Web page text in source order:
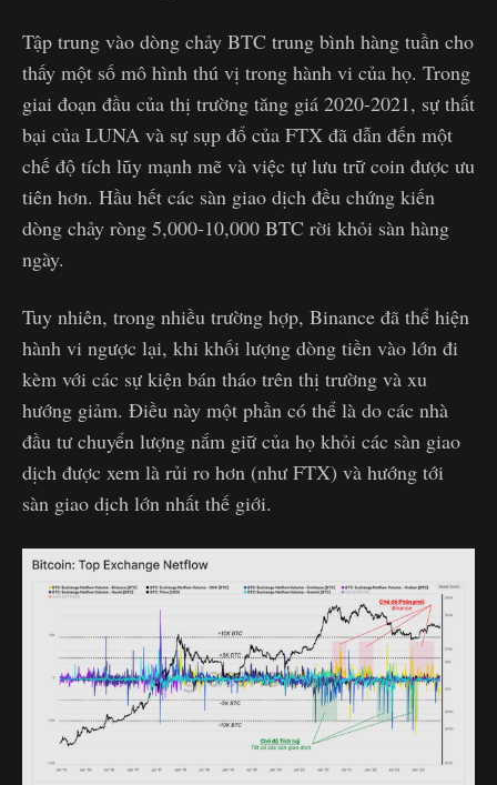
Tập trung vào dòng chảy BTC trung bình hàng tuần cho
thấy một số mô hình thú vị trong hành vi của họ. Trong
giai đoạn đầu của thị trường tăng giá 2020-2021, sự thất
bại của LUNA và sự sụp đổ của FTX đã dẫn đến một
chế độ tích lũy mạnh mẽ và việc tự lưu trữ coin được ưu
tiên hơn. Hầu hết các sàn giao dịch đều chứng kiến
dòng chảy ròng 5,000-10,000 BTC rời khỏi sàn hàng
ngày.
Tuy nhiên, trong nhiều trường hợp, Binance đã thể hiện
hành vi ngược lại, khi khối lượng dòng tiền vào lớn đi
kèm với các sự kiện bán tháo trên thị trường và xu
hướng giảm. Điều này một phần có thể là do các nhà
đầu tư chuyển lượng nắm giữ của họ khỏi các sàn giao
dịch được xem là rủi ro hơn (như FTX) và hướng tới
sàn giao dịch lớn nhất thế giới.